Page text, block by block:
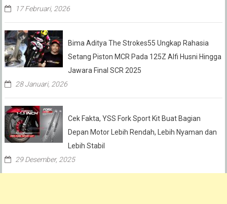
17 Februari, 2026
Bima Aditya The Strokes55 Ungkap Rahasia
Setang Piston MCR Pada 125Z Alfi Husni Hingga
Jawara Final SCR 2025
28 Januari, 2026
Cek Fakta, YSS Fork Sport Kit Buat Bagian
Depan Motor Lebih Rendah, Lebih Nyaman dan
Lebih Stabil
29 Desember, 2025